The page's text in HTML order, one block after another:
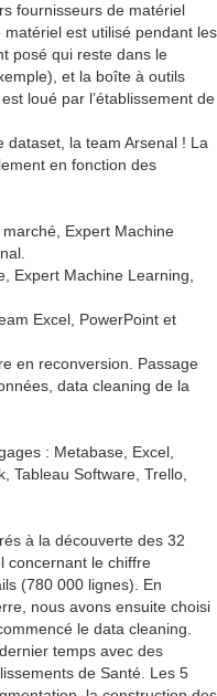
fournisseurs de matériel
est utilisé pendant les
posé qui reste dans le
et la boîte à outils
loué par l’établissement de
dataset, la team Arsenal ! La
en fonction des
Expert Machine
Expert Machine Learning,
Excel, PowerPoint et
en reconversion. Passage
data cleaning de la
: Metabase, Excel,
Tableau Software, Trello,
à la découverte des 32
concernant le chiffre
(780 000 lignes). En
nous avons ensuite choisi
le data cleaning.
temps avec des
de Santé. Les 5